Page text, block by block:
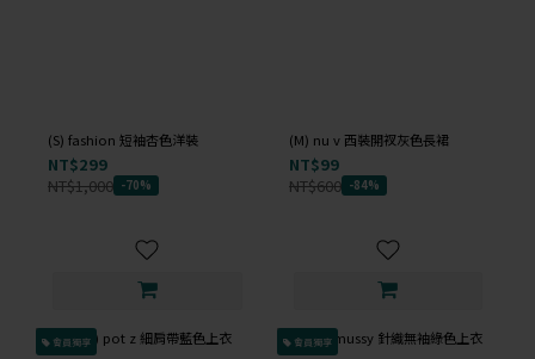
(S) fashion 短袖杏色洋裝
NT$299
NT$1,000 -70%
(M) nu v 西裝開衩灰色長裙
NT$99
NT$600 -84%
會員獨享 會員獨享